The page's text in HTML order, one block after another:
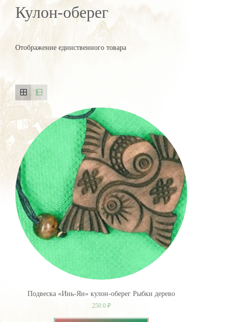
Кулон-оберег
Отображение единственного товара
Подвеска «Инь-Ян» кулон-оберег Рыбки дерево
250.0 ₽